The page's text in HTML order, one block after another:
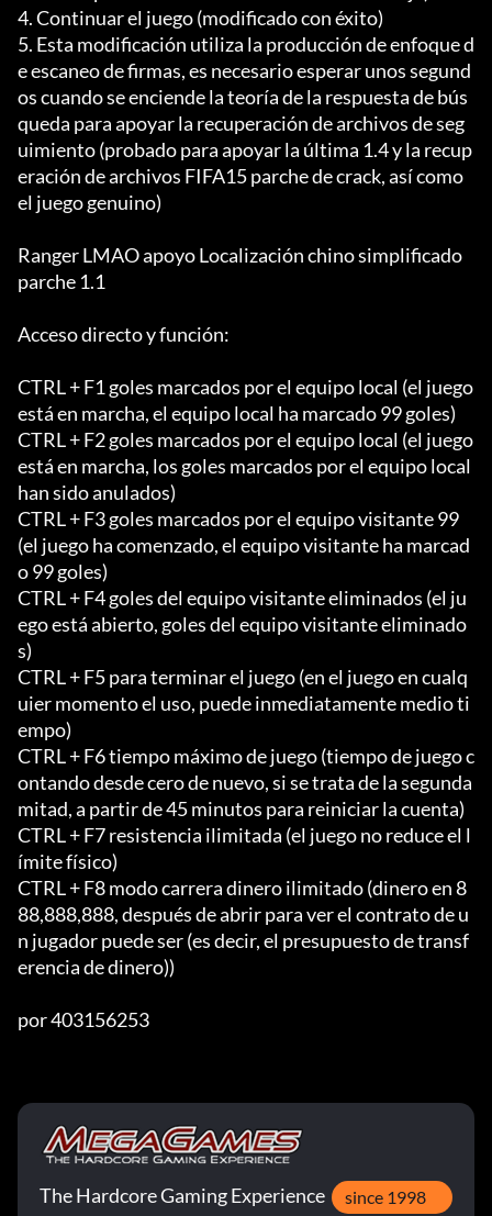
4. Continuar el juego (modificado con éxito)
5. Esta modificación utiliza la producción de enfoque d
e escaneo de firmas, es necesario esperar unos segund
os cuando se enciende la teoría de la respuesta de bús
queda para apoyar la recuperación de archivos de seg
uimiento (probado para apoyar la última 1.4 y la recup
eración de archivos FIFA15 parche de crack, así como
el juego genuino)
Ranger LMAO apoyo Localización chino simplificado
parche 1.1
Acceso directo y función:
CTRL + F1 goles marcados por el equipo local (el juego
está en marcha, el equipo local ha marcado 99 goles)
CTRL + F2 goles marcados por el equipo local (el juego
está en marcha, los goles marcados por el equipo local
han sido anulados)
CTRL + F3 goles marcados por el equipo visitante 99
(el juego ha comenzado, el equipo visitante ha marcad
o 99 goles)
CTRL + F4 goles del equipo visitante eliminados (el ju
ego está abierto, goles del equipo visitante eliminado
s)
CTRL + F5 para terminar el juego (en el juego en cualq
uier momento el uso, puede inmediatamente medio ti
empo)
CTRL + F6 tiempo máximo de juego (tiempo de juego c
ontando desde cero de nuevo, si se trata de la segunda
mitad, a partir de 45 minutos para reiniciar la cuenta)
CTRL + F7 resistencia ilimitada (el juego no reduce el l
ímite físico)
CTRL + F8 modo carrera dinero ilimitado (dinero en 8
88,888,888, después de abrir para ver el contrato de u
n jugador puede ser (es decir, el presupuesto de transf
erencia de dinero))
por 403156253
The Hardcore Gaming Experience since 1998